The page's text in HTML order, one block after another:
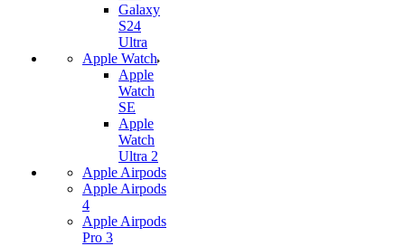
Galaxy
S24
Ultra
Apple Watch
Apple
Watch
SE
Apple
Watch
Ultra 2
Apple Airpods
Apple Airpods
4
Apple Airpods
Pro 3